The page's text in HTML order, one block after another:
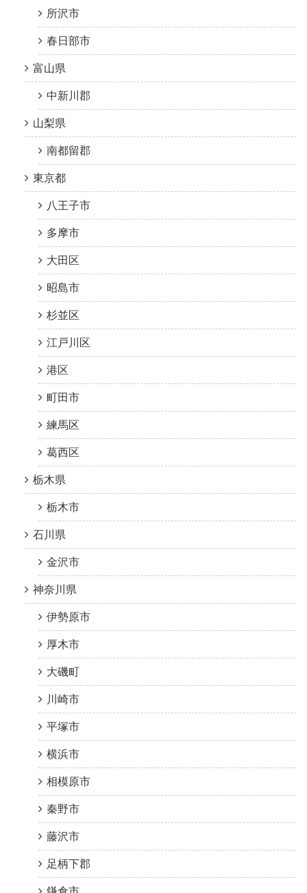
所沢市
春日部市
富山県
中新川郡
山梨県
南都留郡
東京都
八王子市
多摩市
大田区
昭島市
杉並区
江戸川区
港区
町田市
練馬区
葛西区
栃木県
栃木市
石川県
金沢市
神奈川県
伊勢原市
厚木市
大磯町
川崎市
平塚市
横浜市
相模原市
秦野市
藤沢市
足柄下郡